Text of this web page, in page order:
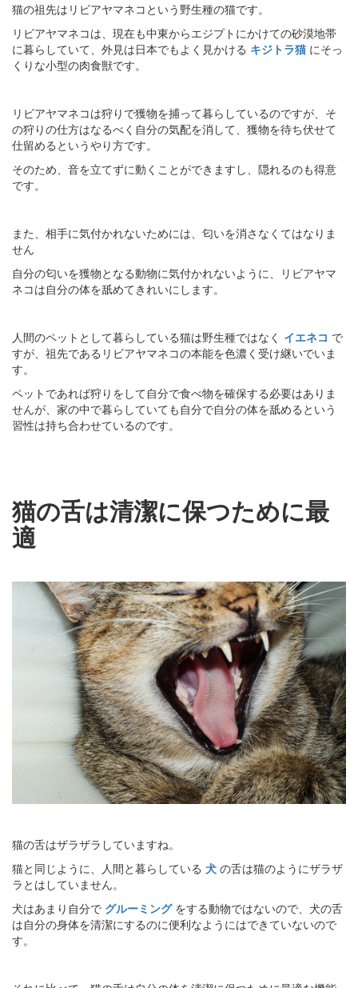
猫の祖先はリビアヤマネコという野生種の猫です。
リビアヤマネコは、現在も中東からエジプトにかけての砂漠地帯
に暮らしていて、外見は日本でもよく見かける キジトラ猫 にそっ
くりな小型の肉食獣です。
リビアヤマネコは狩りで獲物を捕って暮らしているのですが、そ
の狩りの仕方はなるべく自分の気配を消して、獲物を待ち伏せて
仕留めるというやり方です。
そのため、音を立てずに動くことができますし、隠れるのも得意
です。
また、相手に気付かれないためには、匂いを消さなくてはなりま
せん
自分の匂いを獲物となる動物に気付かれないように、リビアヤマ
ネコは自分の体を舐めてきれいにします。
人間のペットとして暮らしている猫は野生種ではなく イエネコ で
すが、祖先であるリビアヤマネコの本能を色濃く受け継いでいま
す。
ペットであれば狩りをして自分で食べ物を確保する必要はありま
せんが、家の中で暮らしていても自分で自分の体を舐めるという
習性は持ち合わせているのです。
猫の舌は清潔に保つために最
適
猫の舌はザラザラしていますね。
猫と同じように、人間と暮らしている 犬 の舌は猫のようにザラザ
ラとはしていません。
犬はあまり自分で グルーミング をする動物ではないので、犬の舌
は自分の身体を清潔にするのに便利なようにはできていないので
す。